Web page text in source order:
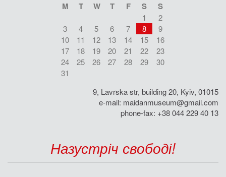
M T W T F S S
1
2
3
4 5 6 7 8
9
10
11 12 13 14 15
16
17
18 19 20 21 22
23
24
25 26 27 28 29
30
31
9, Lavrska str, building 20, Kyiv, 01015
e-mail: maidanmuseum@gmail.com
phone-fax: +38 044 229 40 13
Назустріч свободі!